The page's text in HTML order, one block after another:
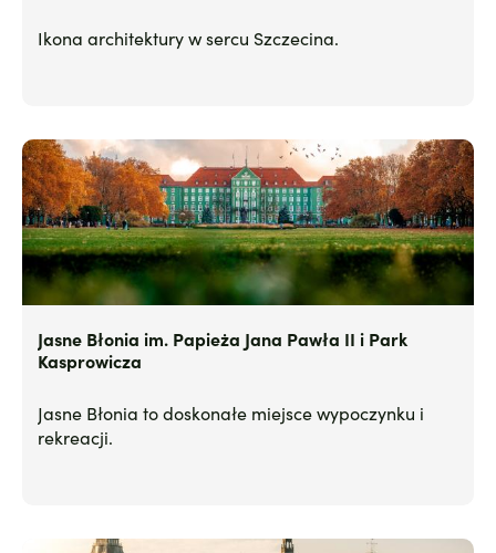
Ikona architektury w sercu Szczecina.
Jasne Błonia im. Papieża Jana Pawła II i Park
Kasprowicza
Jasne Błonia to doskonałe miejsce wypoczynku i
rekreacji.